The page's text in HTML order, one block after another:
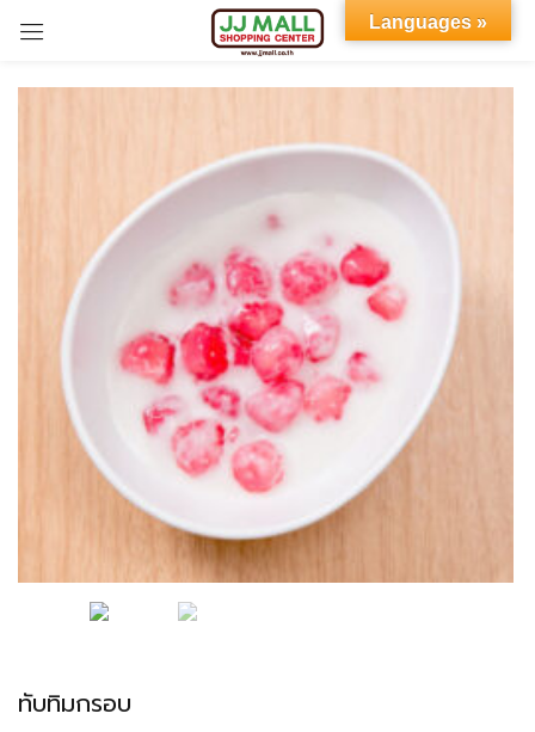
ทับทิมกรอบ
Languages »
Sign in
Remember me Lost password?
LOG IN
CREATE AN ACCOUNT